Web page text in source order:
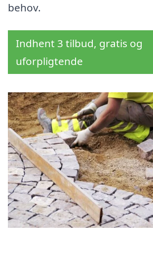
behov.
Indhent 3 tilbud, gratis og
uforpligtende